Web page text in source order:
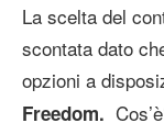
La scelta del
scontata dato
opzioni a
Freedom.